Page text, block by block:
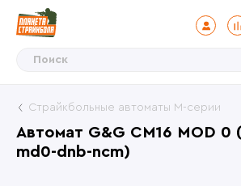
Автомат G&G CM16 MOD 0
md0-dnb-ncm)
Страйкбольные автоматы М-серии